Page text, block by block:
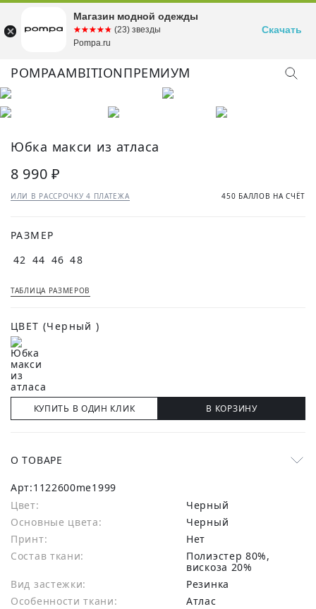
POMPAAMBITIONПРЕМИУМ
Юбка макси из атласа
8 990 ₽
ИЛИ В РАССРОЧКУ 4 ПЛАТЕЖА 450 БАЛЛОВ НА СЧЁТ
РАЗМЕР
42 44 46 48
ТАБЛИЦА РАЗМЕРОВ
ЦВЕТ (Черный )
КУПИТЬ В ОДИН КЛИК В КОРЗИНУ
О ТОВАРЕ
Арт:1122600me1999
Цвет:
Черный
Основные цвета:
черный
Принт:
Нет
Состав ткани:
полиэстер 80%,
вискоза 20%
Вид застежки:
Резинка
Особенности ткани:
Атлас
Магазин модной одежды
☆☆☆☆☆
★★★★★ (23) звезды
Pompa.ru
Скачать